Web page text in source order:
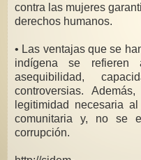
contra las mujeres
derechos humanos.
• Las ventajas que se
indígena se refieren
asequibilidad,
controversias.
legitimidad necesaria
comunitaria y, no se
corrupción.